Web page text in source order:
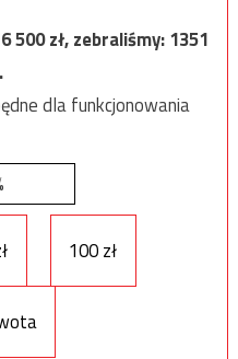
500zł, zebraliśmy:1351
dla funkcjonowania
100 zł